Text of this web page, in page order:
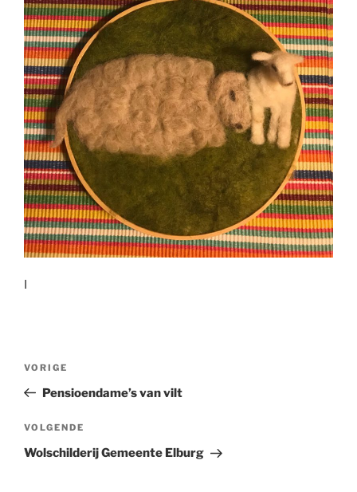
I
Vorig
bericht
VORIGE
Pensioendame’s van vilt
Volgend
bericht
VOLGENDE
Wolschilderij Gemeente Elburg